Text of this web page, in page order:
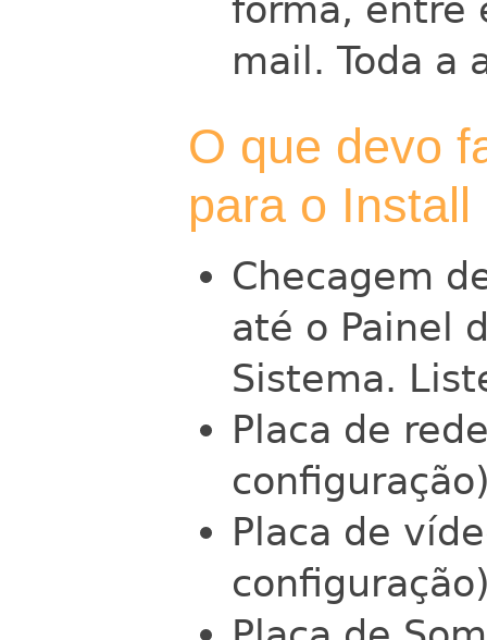
forma, entre
mail. Toda a
O que devo
para o Install
Checagem
até o Painel
Sistema.
Placa de
Placa de